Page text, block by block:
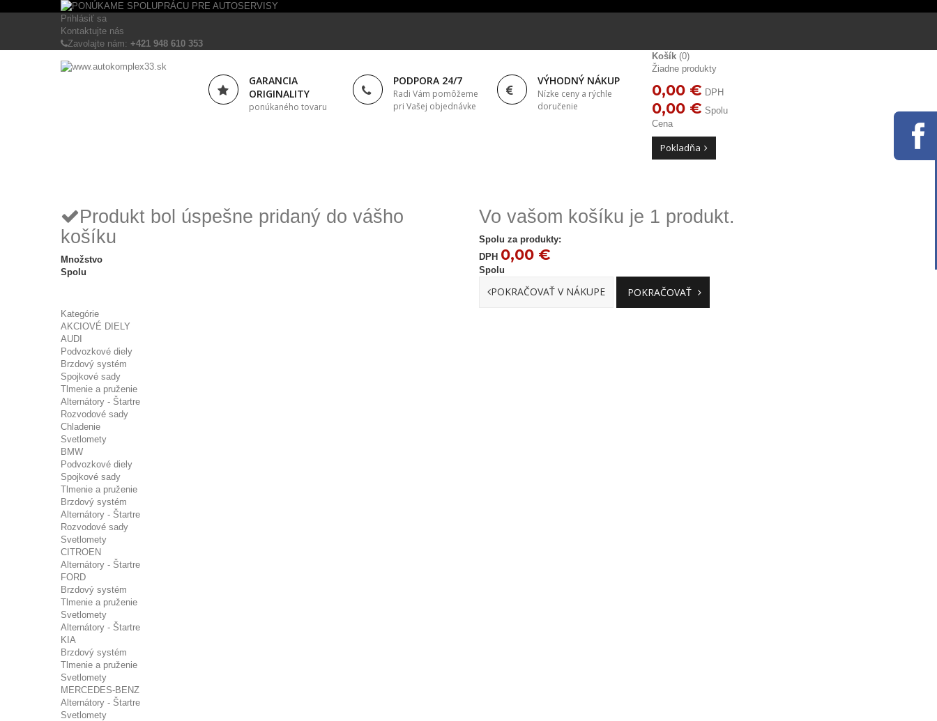
Prihlásiť sa
Kontaktujte nás
Zavolajte nám: +421 948 610 353
GARANCIA
ORIGINALITY
ponúkaného tovaru
PODPORA 24/7
Radi Vám pomôžeme
pri Vašej objednávke
VÝHODNÝ NÁKUP
Nízke ceny a rýchle
doručenie
Košík (0)
Žiadne produkty
0,00 € DPH
0,00 € Spolu
Cena
Pokladňa
Produkt bol úspešne pridaný do vášho
košíku
Množstvo
Spolu
Vo vašom košíku je 1 produkt.
Spolu za produkty:
DPH 0,00 €
Spolu
POKRAČOVAŤ V NÁKUPE POKRAČOVAŤ
Kategórie
AKCIOVÉ DIELY
AUDI
Podvozkové diely
Brzdový systém
Spojkové sady
Tlmenie a pruženie
Alternátory - Štartre
Rozvodové sady
Chladenie
Svetlomety
BMW
Podvozkové diely
Spojkové sady
Tlmenie a pruženie
Brzdový systém
Alternátory - Štartre
Rozvodové sady
Svetlomety
CITROEN
Alternátory - Štartre
FORD
Brzdový systém
Tlmenie a pruženie
Svetlomety
Alternátory - Štartre
KIA
Brzdový systém
Tlmenie a pruženie
Svetlomety
MERCEDES-BENZ
Alternátory - Štartre
Svetlomety